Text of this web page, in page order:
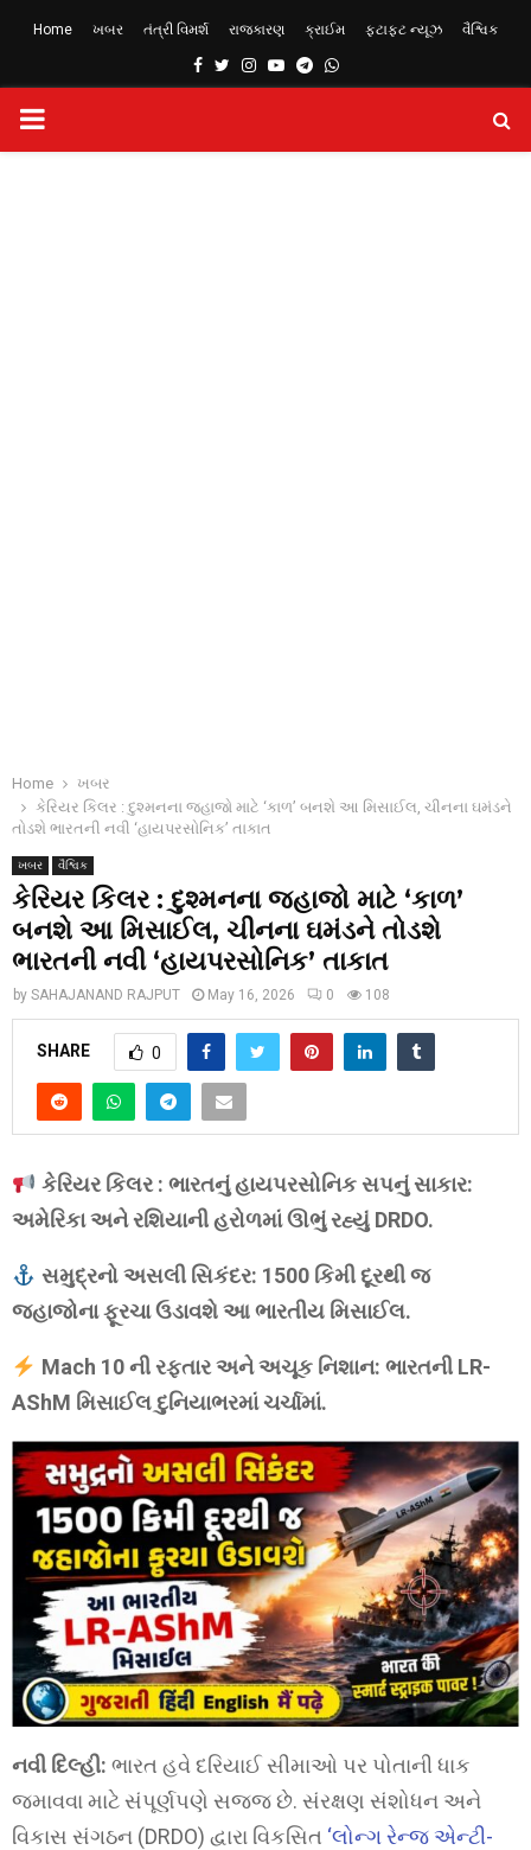
Home ખબર તંત્રી વિમર્શ રાજકારણ ક્રાઈમ ફટાફટ ન્યૂઝ વૈશ્વિક
Facebook
TwitterInstagram
YoutubeTelegram
Whatsapp
PRIMARY
Home
ખબર
કેરિયર કિલર : દુશ્મનના જહાજો માટે ‘કાળ’ બનશે આ મિસાઈલ, ચીનના ઘમંડને
તોડશે ભારતની નવી ‘હાયપરસોનિક’ તાકાત
ખબર વૈશ્વિક
કેરિયર કિલર : દુશ્મનના જહાજો માટે ‘કાળ’
બનશે આ મિસાઈલ, ચીનના ઘમંડને તોડશે
ભારતની નવી ‘હાયપરસોનિક’ તાકાત
by SAHAJANAND RAJPUT May 16, 2026 0 108
SHARE 0
કેરિયર કિલર : ભારતનું હાયપરસોનિક સપનું સાકાર:
અમેરિકા અને રશિયાની હરોળમાં ઊભું રહ્યું DRDO.
સમુદ્રનો અસલી સિકંદર: 1500 કિમી દૂરથી જ
જહાજોના ફૂરચા ઉડાવશે આ ભારતીય મિસાઈલ.
Mach 10 ની રફ્તાર અને અચૂક નિશાન: ભારતની LR-
AShM મિસાઈલ દુનિયાભરમાં ચર્ચામાં.
નવી દિલ્હી: ભારત હવે દરિયાઈ સીમાઓ પર પોતાની ધાક
જમાવવા માટે સંપૂર્ણપણે સજ્જ છે. સંરક્ષણ સંશોધન અને
વિકાસ સંગઠન (DRDO) દ્વારા વિકસિત ‘લોન્ગ રેન્જ એન્ટી-